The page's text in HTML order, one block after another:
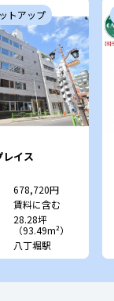
トアップ
イス
678,720円
賃料に含む
28.28坪
（93.49m²）
八丁堀駅